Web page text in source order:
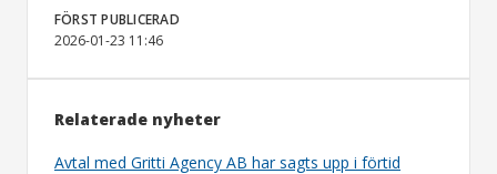
FÖRST PUBLICERAD
2026-01-23 11:46
Relaterade nyheter
Avtal med Gritti Agency AB har sagts upp i förtid